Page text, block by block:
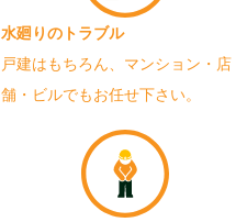
水廻りのトラブル
戸建はもちろん、マンション・店
舗・ビルでもお任せ下さい。